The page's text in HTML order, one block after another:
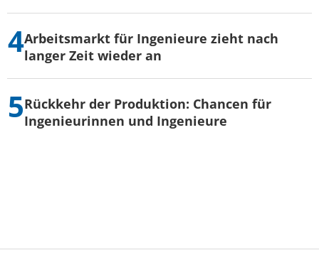
Arbeitsmarkt für Ingenieure zieht nach
langer Zeit wieder an
Rückkehr der Produktion: Chancen für
Ingenieurinnen und Ingenieure